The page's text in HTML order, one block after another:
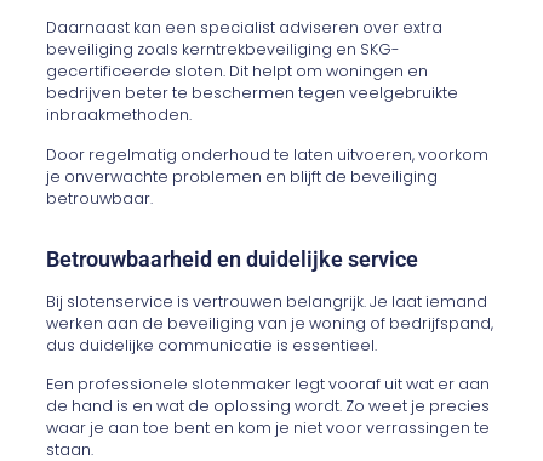
Daarnaast kan een specialist adviseren over extra
beveiliging zoals kerntrekbeveiliging en SKG-
gecertificeerde sloten. Dit helpt om woningen en
bedrijven beter te beschermen tegen veelgebruikte
inbraakmethoden.
Door regelmatig onderhoud te laten uitvoeren, voorkom
je onverwachte problemen en blijft de beveiliging
betrouwbaar.
Betrouwbaarheid en duidelijke service
Bij slotenservice is vertrouwen belangrijk. Je laat iemand
werken aan de beveiliging van je woning of bedrijfspand,
dus duidelijke communicatie is essentieel.
Een professionele slotenmaker legt vooraf uit wat er aan
de hand is en wat de oplossing wordt. Zo weet je precies
waar je aan toe bent en kom je niet voor verrassingen te
staan.